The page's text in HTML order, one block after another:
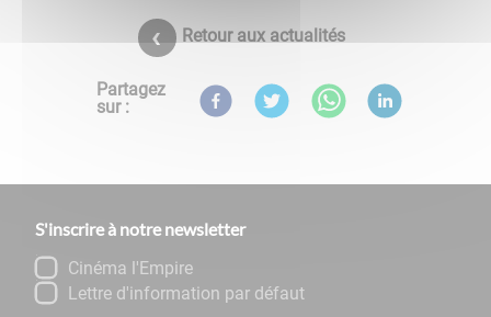
Retour aux actualités
Partagez
sur :
S'inscrire à notre newsletter
Cinéma l'Empire
Lettre d'information par défaut